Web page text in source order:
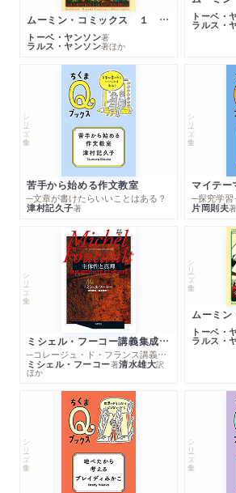
ムーミン・コミックス １ 黄金のしっぽ
トーベ・ヤンソン著
ラルス・ヤンソン著ほか
トーベ・
ラルス・
シリーズ・全集
苦手から始める作文教室
─文章が書けたらいいことはある？
津村記久子著
シリーズ・全集
マイテー
─探究学習
片岡則夫著
シリーズ・全集
ミシェル・フーコー講義集成１０ 主体性と真理
─コレージュ・ド・フランス講義１９８０－１９８１年度
ミシェル・フーコー著清水雄大訳
ほか
シリーズ・全集
トーベ・
ラルス・
シリーズ・全集 シリーズ・全集